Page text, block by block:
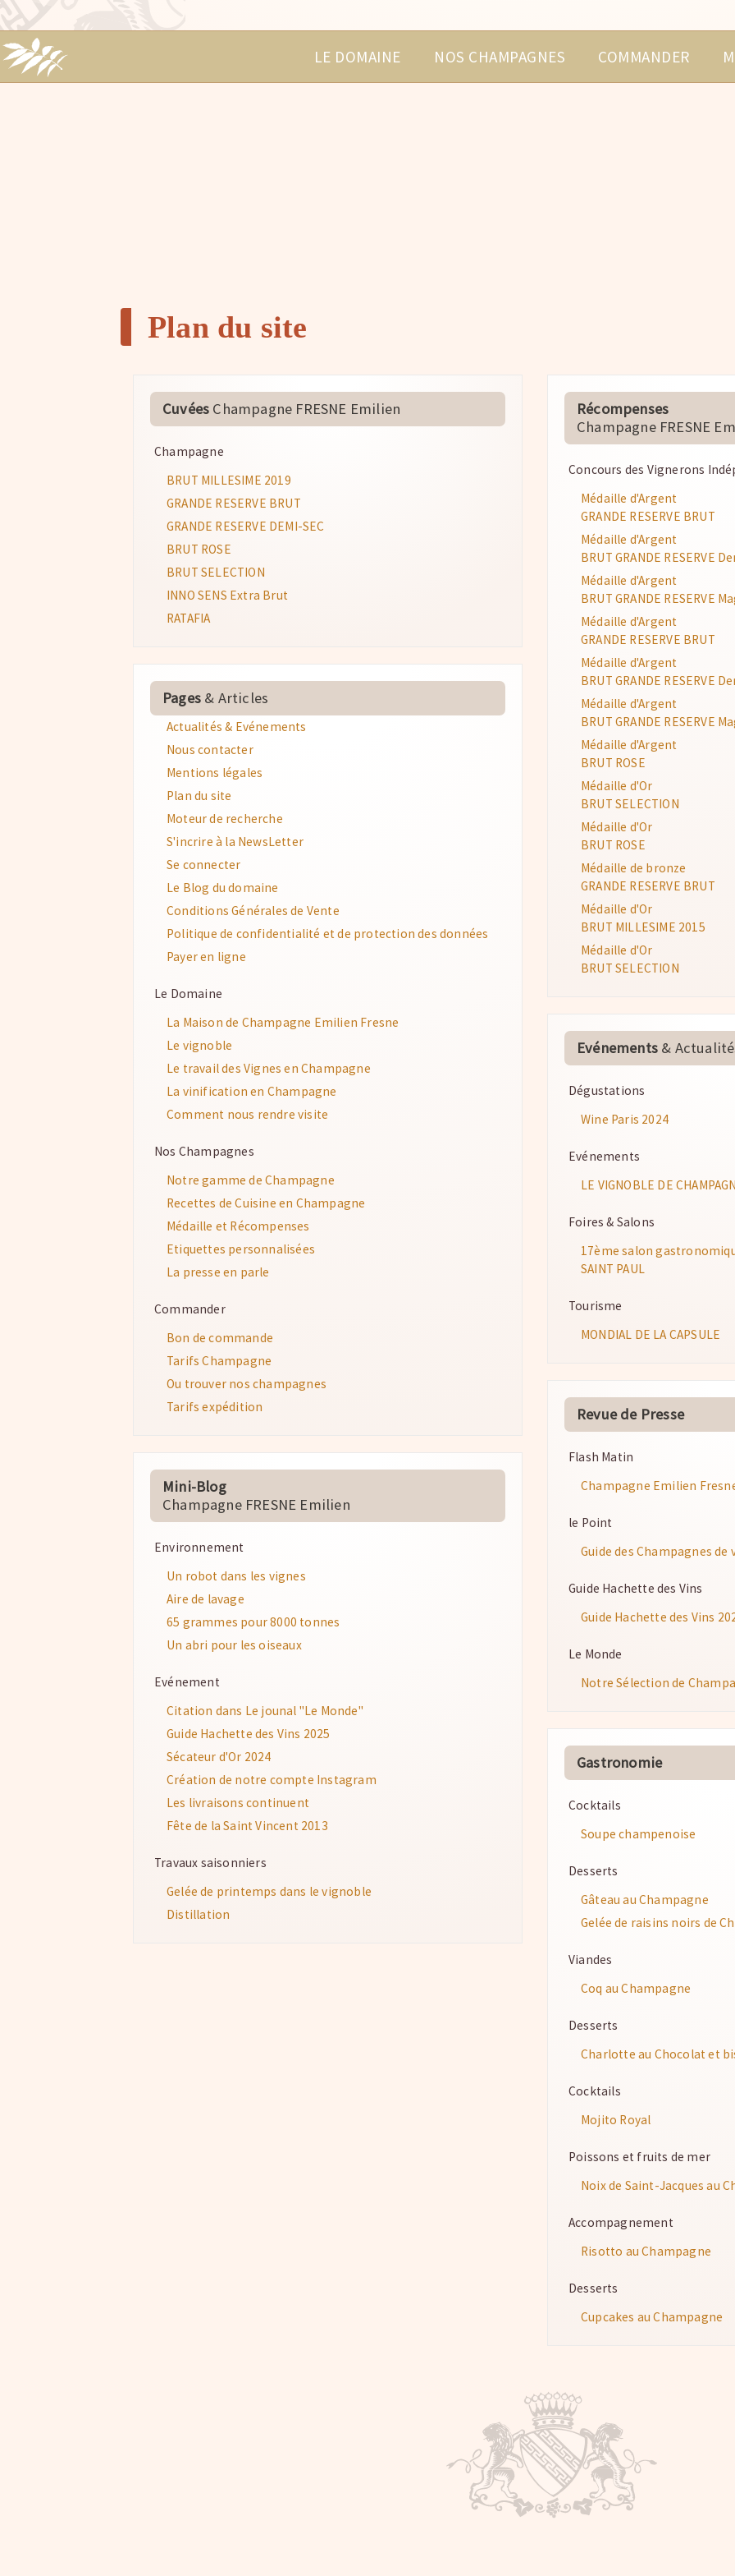
LE DOMAINE NOS CHAMPAGNES COMMANDER
Plan du site
Cuvées Champagne FRESNE Emilien
Champagne
BRUT MILLESIME 2019
GRANDE RESERVE BRUT
GRANDE RESERVE DEMI-SEC
BRUT ROSE
BRUT SELECTION
INNO SENS Extra Brut
RATAFIA
Pages & Articles
Actualités & Evénements
Nous contacter
Mentions légales
Plan du site
Moteur de recherche
S'incrire à la NewsLetter
Se connecter
Le Blog du domaine
Conditions Générales de Vente
Politique de confidentialité et de protection des données
Payer en ligne
Le Domaine
La Maison de Champagne Emilien Fresne
Le vignoble
Le travail des Vignes en Champagne
La vinification en Champagne
Comment nous rendre visite
Nos Champagnes
Notre gamme de Champagne
Recettes de Cuisine en Champagne
Médaille et Récompenses
Etiquettes personnalisées
La presse en parle
Commander
Bon de commande
Tarifs Champagne
Ou trouver nos champagnes
Tarifs expédition
Mini-Blog
Champagne FRESNE Emilien
Environnement
Un robot dans les vignes
Aire de lavage
65 grammes pour 8000 tonnes
Un abri pour les oiseaux
Evénement
Citation dans Le jounal "Le Monde"
Guide Hachette des Vins 2025
Sécateur d'Or 2024
Création de notre compte Instagram
Les livraisons continuent
Fête de la Saint Vincent 2013
Travaux saisonniers
Gelée de printemps dans le vignoble
Distillation
Récompenses
Champagne FRESNE
Concours des Vignerons
Médaille d'Argent
GRANDE RESERVE BRUT
Médaille d'Argent
BRUT GRANDE RESERVE
Médaille d'Argent
BRUT GRANDE RESERVE
Médaille d'Argent
GRANDE RESERVE BRUT
Médaille d'Argent
BRUT GRANDE RESERVE
Médaille d'Argent
BRUT GRANDE RESERVE
Médaille d'Argent
BRUT ROSE
Médaille d'Or
BRUT SELECTION
Médaille d'Or
BRUT ROSE
Médaille de bronze
GRANDE RESERVE BRUT
Médaille d'Or
BRUT MILLESIME 2015
Médaille d'Or
BRUT SELECTION
Evénements &
Dégustations
Wine Paris 2024
Evénements
LE VIGNOBLE DE
Foires & Salons
17ème salon
SAINT PAUL
Tourisme
MONDIAL DE LA CAPSULE
Revue de Presse
Flash Matin
Champagne Emilien
le Point
Guide des Champagnes de
Guide Hachette des Vins
Guide Hachette des Vins
Le Monde
Notre Sélection de
Gastronomie
Cocktails
Soupe champenoise
Desserts
Gâteau au Champagne
Gelée de raisins noirs de
Viandes
Coq au Champagne
Desserts
Charlotte au Chocolat et
Cocktails
Mojito Royal
Poissons et fruits de mer
Noix de Saint-Jacques au
Accompagnement
Risotto au Champagne
Desserts
Cupcakes au Champagne